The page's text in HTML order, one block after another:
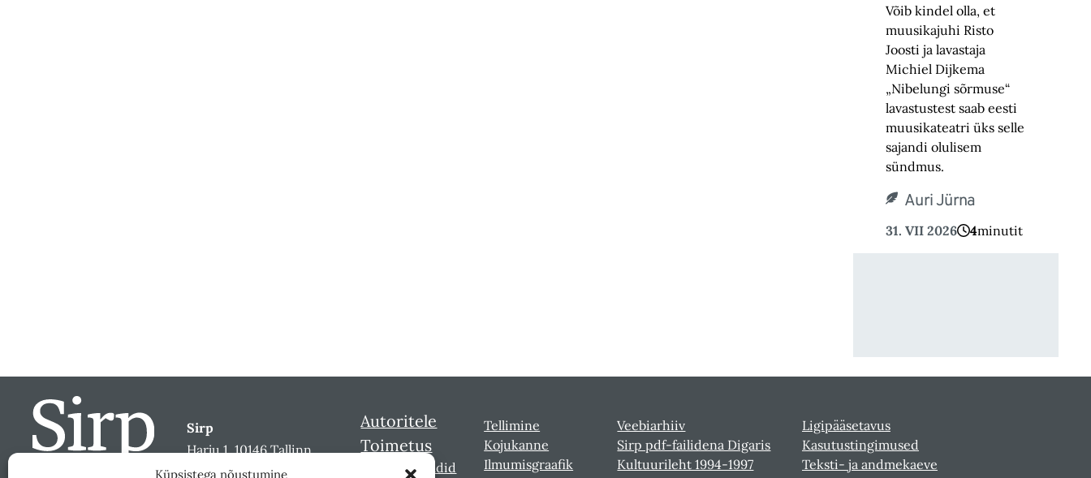
Küpsistega nõustumine
Võib kindel olla, et
muusikajuhi Risto
Joosti ja lavastaja
Michiel Dijkema
„Nibelungi sõrmuse“
lavastustest saab eesti
muusikateatri üks selle
sajandi olulisem
sündmus.
Auri Jürna
31. VII 2026 4minutit
Sirp
Harju 1, 10146 Tallinn
sirp@sirp.ee
Autoritele
Toimetus
Sirbi laureaadid
Tellimine
Kojukanne
Ilmumisgraafik
Veebiarhiiv
Sirp pdf-failidena Digaris
Kultuurileht 1994-1997
Ligipääsetavus
Kasutustingimused
Teksti- ja andmekaeve